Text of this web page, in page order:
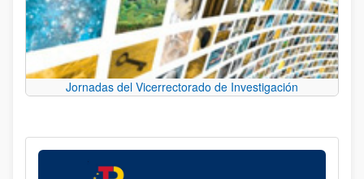
Jornadas del Vicerrectorado de Investigación